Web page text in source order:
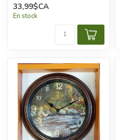
33,99$CA
En stock